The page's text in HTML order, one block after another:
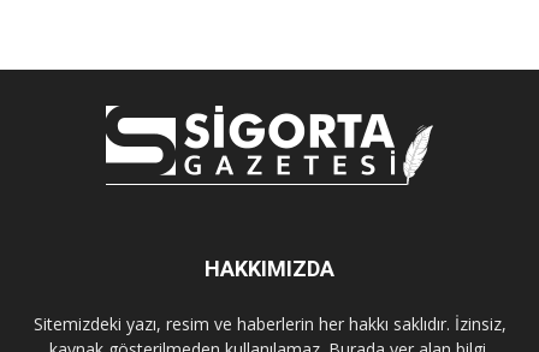
HAKKIMIZDA
Sitemizdeki yazı, resim ve haberlerin her hakkı saklıdır. İzinsiz,